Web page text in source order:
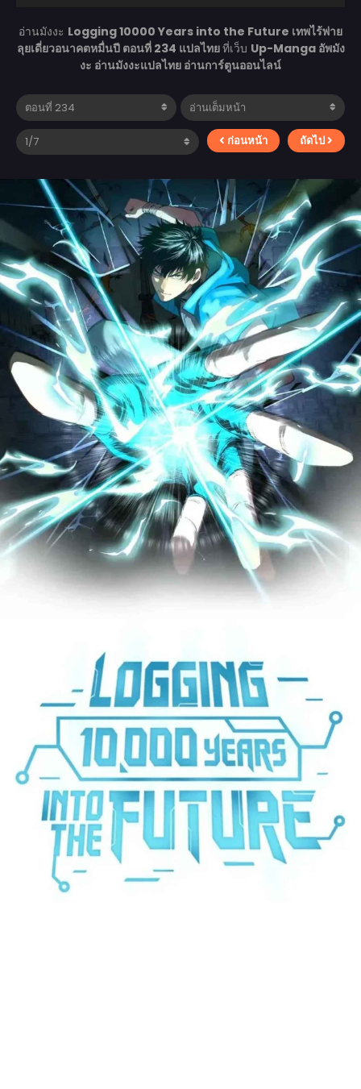
อ่านมังงะ Logging 10000 Years into the Future เทพไร้พ่าย
ลุยเดี่ยวอนาคตหมื่นปี ตอนที่ 234 แปลไทยที่เว็บ Up-Manga อัพมัง
งะ อ่านมังงะแปลไทย อ่านการ์ตูนออนไลน์
ก่อนหน้า ถัดไป